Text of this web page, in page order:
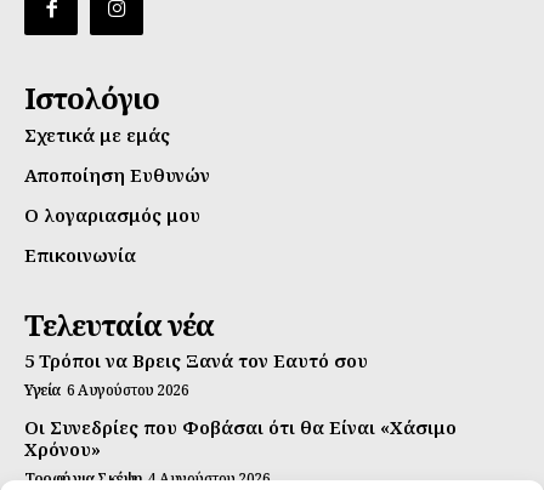
Ιστολόγιο
Σχετικά με εμάς
Αποποίηση Ευθυνών
Ο λογαριασμός μου
Επικοινωνία
Τελευταία νέα
5 Τρόποι να Βρεις Ξανά τον Εαυτό σου
Υγεία 6 Αυγούστου 2026
Οι Συνεδρίες που Φοβάσαι ότι θα Είναι «Χάσιμο
Χρόνου»
Τροφή για Σκέψη 4 Αυγούστου 2026